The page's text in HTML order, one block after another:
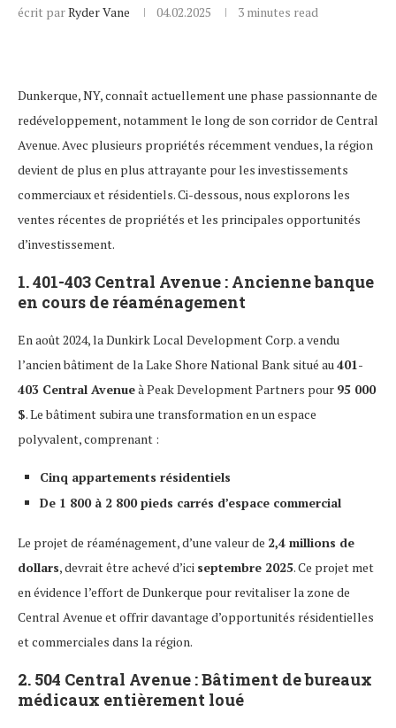
écrit parRyder Vane 04.02.2025 3 minutes read
Dunkerque, NY, connaît actuellement une phase passionnante de
redéveloppement, notamment le long de son corridor de Central
Avenue. Avec plusieurs propriétés récemment vendues, la région
devient de plus en plus attrayante pour les investissements
commerciaux et résidentiels. Ci-dessous, nous explorons les
ventes récentes de propriétés et les principales opportunités
d’investissement.
1.401-403 Central Avenue : Ancienne banque
en cours de réaménagement
En août 2024, la Dunkirk Local Development Corp. a vendu
l’ancien bâtiment de la Lake Shore National Bank situé au401-
403 Central Avenueà Peak Development Partners pour 95 000
$. Le bâtiment subira une transformation en un espace
polyvalent, comprenant :
Cinq appartements résidentiels
De 1 800 à 2 800 pieds carrés d’espace commercial
Le projet de réaménagement, d’une valeur de 2,4 millions de
dollars, devrait être achevé d’ici septembre 2025. Ce projet met
en évidence l’effort de Dunkerque pour revitaliser la zone de
Central Avenue et offrir davantage d’opportunités résidentielles
et commerciales dans la région.
2. 504 Central Avenue : Bâtiment de bureaux
médicaux entièrement loué